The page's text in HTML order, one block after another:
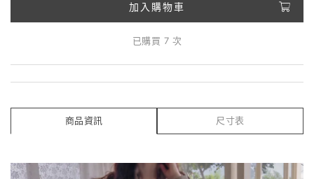
加入購物車
已購買 7 次
商品資訊 尺寸表